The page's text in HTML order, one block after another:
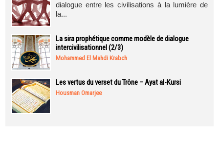
dialogue entre les civilisations à la lumière de
la...
La sira prophétique comme modèle de dialogue
intercivilisationnel (2/3)
Mohammed El Mahdi Krabch
Les vertus du verset du Trône – Ayat al-Kursi
Housman Omarjee